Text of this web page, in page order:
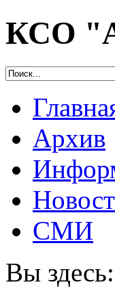
КСО
Архив
СМИ
Вы здесь: